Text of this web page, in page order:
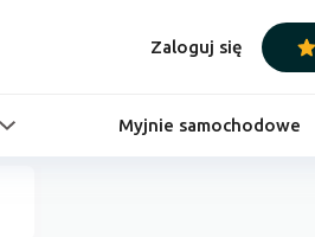
Zaloguj się
Myjnie samochodowe